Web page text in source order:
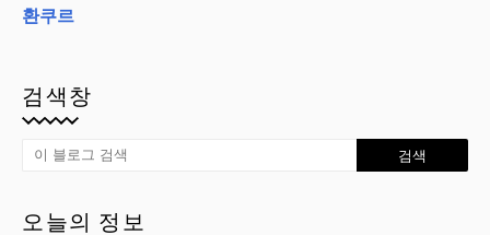
환쿠르
검색창
오늘의 정보